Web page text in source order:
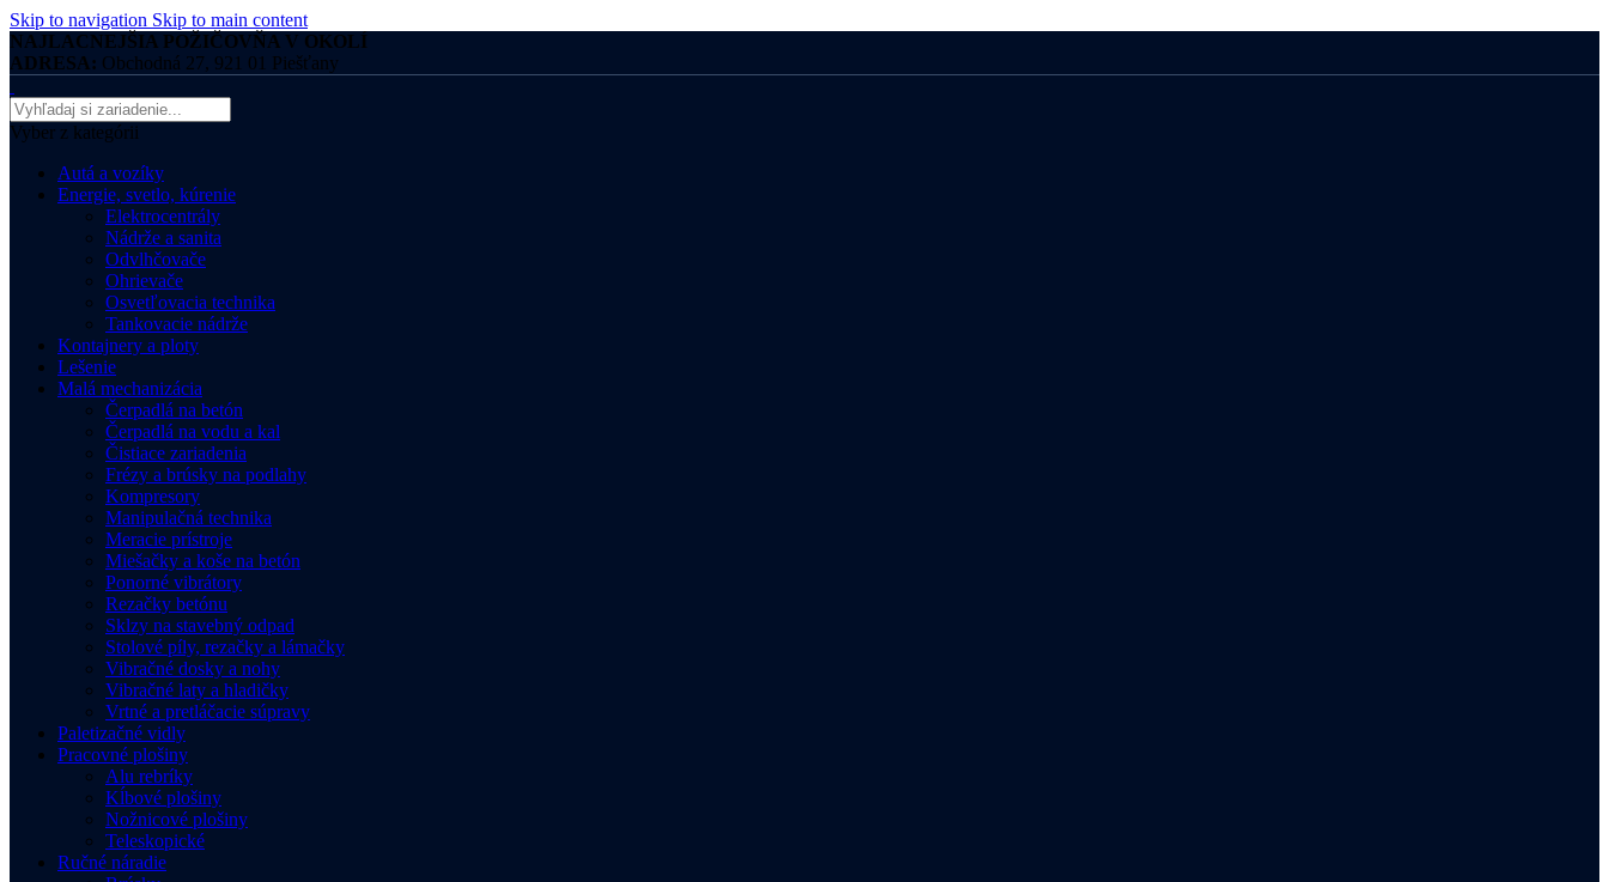
Skip to navigation Skip to main content
NAJLACNEJŠIA POŽIČOVŇA V OKOLÍ
ADRESA: Obchodná 27, 921 01 Piešťany
Vyber z kategórii
Autá a vozíky
Energie, svetlo, kúrenie
Elektrocentrály
Nádrže a sanita
Odvlhčovače
Ohrievače
Osvetľovacia technika
Tankovacie nádrže
Kontajnery a ploty
Lešenie
Malá mechanizácia
Čerpadlá na betón
Čerpadlá na vodu a kal
Čistiace zariadenia
Frézy a brúsky na podlahy
Kompresory
Manipulačná technika
Meracie prístroje
Miešačky a koše na betón
Ponorné vibrátory
Rezačky betónu
Sklzy na stavebný odpad
Stolové píly, rezačky a lámačky
Vibračné dosky a nohy
Vibračné laty a hladičky
Vrtné a pretláčacie súpravy
Paletizačné vidly
Pracovné plošiny
Alu rebríky
Kĺbové plošiny
Nožnicové plošiny
Teleskopické
Ručné náradie